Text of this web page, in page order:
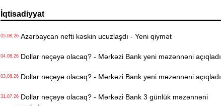
İqtisadiyyat
05.08.26Azərbaycan nefti kəskin ucuzlaşdı - Yeni qiymət
04.08.26Dollar neçəyə olacaq? - Mərkəzi Bank yeni məzənnəni açıqladı
03.08.26Dollar neçəyə olacaq? - Mərkəzi Bank yeni məzənnəni açıqladı
31.07.26Dollar neçəyə olacaq? - Mərkəzi Bank 3 günlük məzənnəni